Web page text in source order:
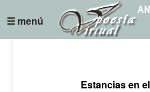
☰ menú
Estancias en